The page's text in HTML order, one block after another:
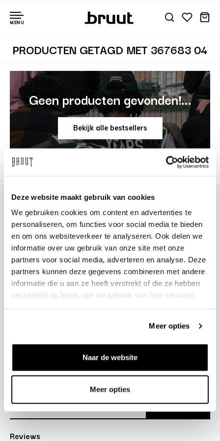
Deze website maakt gebruik van cookies
We gebruiken cookies om content en advertenties te
personaliseren, om functies voor social media te bieden
en om ons websiteverkeer te analyseren. Ook delen we
informatie over uw gebruik van onze site met onze
partners voor social media, adverteren en analyse. Deze
partners kunnen deze gegevens combineren met andere
informatie die u aan ze heeft verstrekt of die ze hebben
verzameld op basis van uw gebruik van hun services.
Meer opties
Naar de website
Meer opties
MENU
PRODUCTEN GETAGD MET 367683 04
Geen producten gevonden!...
Bekijk alle bestsellers
+31 23 205 2006
info@bruut.nl
Contact Formulier
Open tot 21:00
OPENINGSTIJDEN
Over ons
Reviews